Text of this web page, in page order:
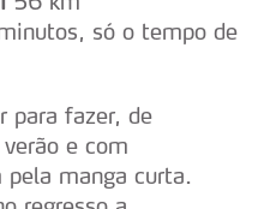
só o tempo de
para fazer, de
e com
pela manga curta.